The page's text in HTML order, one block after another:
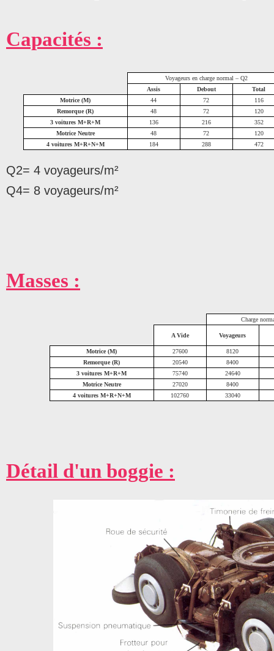
Capacités :
Voyageurs en charge normal – Q2
Assis
Debout
Total
Motrice (M)
44 72
116
Remorque (R)
48 72
120
3 voitures M+R+M
136 216
352
Motrice Neutre
48 72
120
4 voitures M+R+N+M
184 288 472
Q2= 4 voyageurs/m²
Q4= 8 voyageurs/m²
Masses :
Charge
A Vide Voyageurs
Motrice (M) 27600
8120
Remorque (R)
20540
8400
3 voitures M+R+M
75740
24640
Motrice Neutre
27020
8400
4 voitures M+R+N+M
102760 33040
Détail d'un boggie :